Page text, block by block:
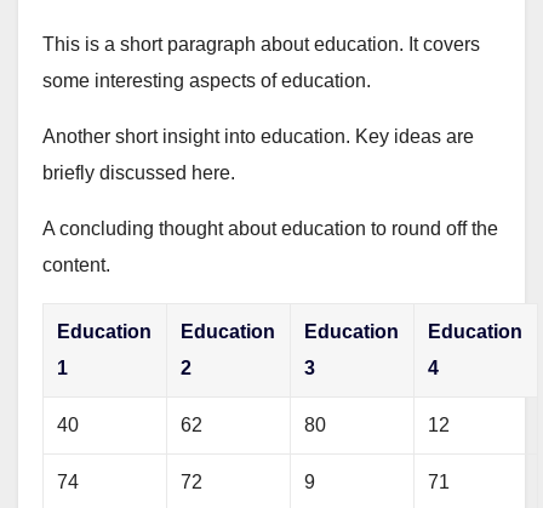
This is a short paragraph about education. It covers
some interesting aspects of education.
Another short insight into education. Key ideas are
briefly discussed here.
A concluding thought about education to round off the
content.
Education
1
Education
2
Education
3
Education
4
40 62 80 12
74 72 9 71